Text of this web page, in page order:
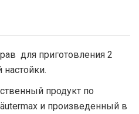
для приготовления 2
продукт по
и произведенный в